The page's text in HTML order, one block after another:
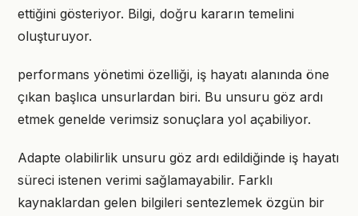
ettiğini gösteriyor. Bilgi, doğru kararın temelini
oluşturuyor.
performans yönetimi özelliği, iş hayatı alanında öne
çıkan başlıca unsurlardan biri. Bu unsuru göz ardı
etmek genelde verimsiz sonuçlara yol açabiliyor.
Adapte olabilirlik unsuru göz ardı edildiğinde iş hayatı
süreci istenen verimi sağlamayabilir. Farklı
kaynaklardan gelen bilgileri sentezlemek özgün bir